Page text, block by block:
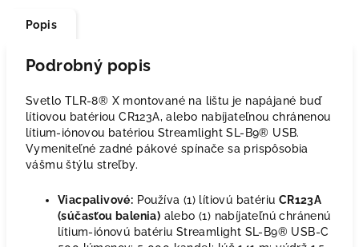
Popis
Podrobný popis
Svetlo TLR-8® X montované na lištu je napájané buď
lítiovou batériou CR123A, alebo nabíjateľnou chránenou
lítium-iónovou batériou Streamlight SL-B9® USB.
Vymeniteľné zadné pákové spínače sa prispôsobia
vášmu štýlu streľby.
Viacpalivové: Používa (1) lítiovú batériu CR123A
(súčasťou balenia) alebo (1) nabíjateľnú chránenú
lítium-iónovú batériu Streamlight SL-B9® USB-C